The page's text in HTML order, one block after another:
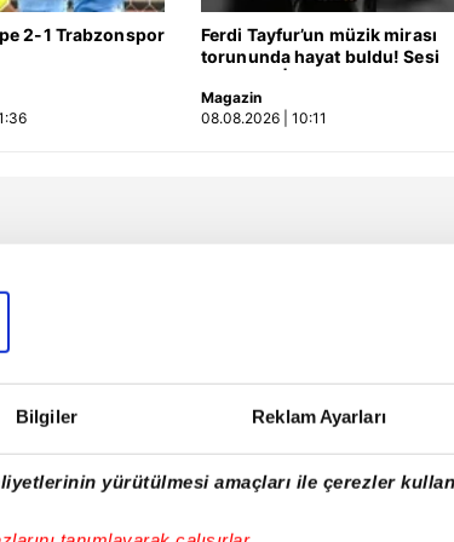
Bilgiler Reklam Ayarları
yürütülmesi amaçları ile çerezler
2-1 Trabzonspor
Ferdi Tayfur’un müzik mirası
torununda hayat buldu! Sesi
Magazin
08.08.2026 | 10:11